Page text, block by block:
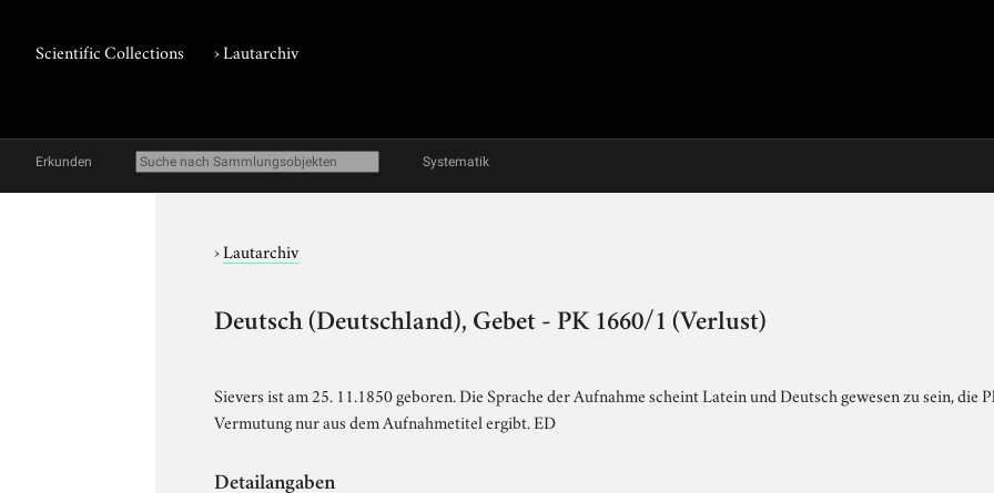
Scientific Collections ›Lautarchiv
Erkunden Systematik
›Lautarchiv
Deutsch (Deutschland), Gebet - PK 1660/1 (Verlust)
Sievers ist am 25. 11.1850 geboren. Die Sprache der Aufnahme scheint Latein und Deutsch gewesen zu sein, die
Vermutung nur aus dem Aufnahmetitel ergibt. ED
Detailangaben